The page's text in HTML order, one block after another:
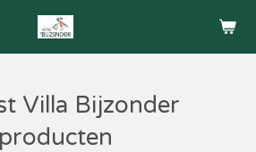
Villa Bijzonder
producten